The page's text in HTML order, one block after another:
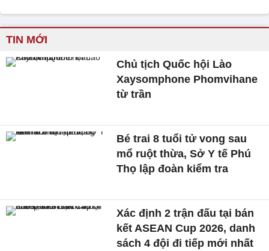
TIN MỚI
Chủ tịch Quốc hội Lào
Xaysomphone Phomvihane
từ trần
Bé trai 8 tuổi tử vong sau
mổ ruột thừa, Sở Y tế Phú
Thọ lập đoàn kiểm tra
Xác định 2 trận đấu tại bán
kết ASEAN Cup 2026, danh
sách 4 đội đi tiếp mới nhất